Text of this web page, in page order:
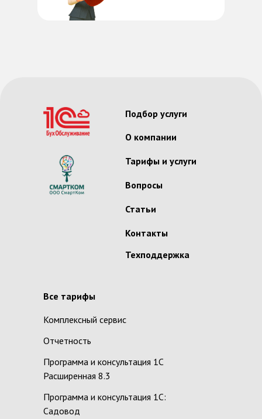
Все тарифы
Комплексный сервис
Отчетность
Программа и консультация 1С
Расширенная 8.3
Программа и консультация 1С:
Садовод
Подбор услуги
О компании
Тарифы и услуги
Вопросы
Статьи
Контакты
Техподдержка